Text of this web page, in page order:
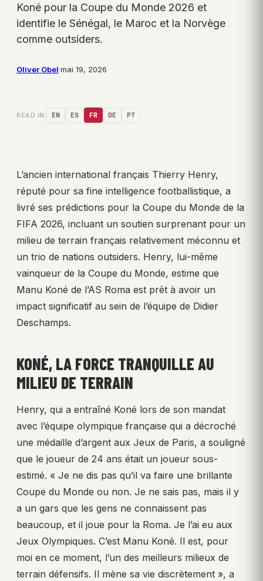
Koné pour la Coupe du Monde 2026 et
identifie le Sénégal, le Maroc et la Norvège
comme outsiders.
Oliver Obel·mai 19, 2026
READ IN: EN ES FR DE PT
L’ancien international français Thierry Henry,
réputé pour sa fine intelligence footballistique, a
livré ses prédictions pour la Coupe du Monde de la
FIFA 2026, incluant un soutien surprenant pour un
milieu de terrain français relativement méconnu et
un trio de nations outsiders. Henry, lui-même
vainqueur de la Coupe du Monde, estime que
Manu Koné de l’AS Roma est prêt à avoir un
impact significatif au sein de l’équipe de Didier
Deschamps.
KONÉ, LA FORCE TRANQUILLE AU
MILIEU DE TERRAIN
Henry, qui a entraîné Koné lors de son mandat
avec l’équipe olympique française qui a décroché
une médaille d’argent aux Jeux de Paris, a souligné
que le joueur de 24 ans était un joueur sous-
estimé. « Je ne dis pas qu’il va faire une brillante
Coupe du Monde ou non. Je ne sais pas, mais il y
a un gars que les gens ne connaissent pas
beaucoup, et il joue pour la Roma. Je l’ai eu aux
Jeux Olympiques. C’est Manu Koné. Il est, pour
moi en ce moment, l’un des meilleurs milieux de
terrain défensifs. Il mène sa vie discrètement », a